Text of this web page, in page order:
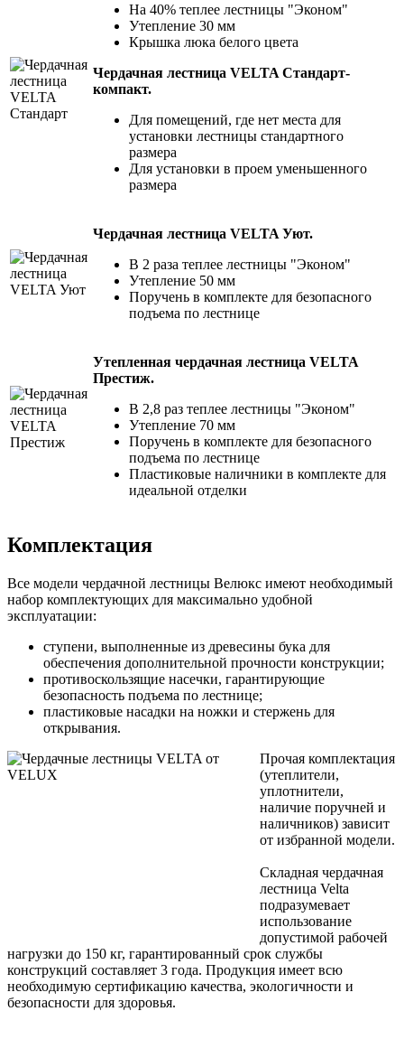
На 40% теплее лестницы "Эконом"
Утепление 30 мм
Крышка люка белого цвета
Чердачная лестница VELTA Стандарт-
компакт.
Для помещений, где нет места для
установки лестницы стандартного
размера
Для установки в проем уменьшенного
размера
Чердачная лестница VELTA Уют.
В 2 раза теплее лестницы "Эконом"
Утепление 50 мм
Поручень в комплекте для безопасного
подъема по лестнице
Утепленная чердачная лестница VELTA
Престиж.
В 2,8 раз теплее лестницы "Эконом"
Утепление 70 мм
Поручень в комплекте для безопасного
подъема по лестнице
Пластиковые наличники в комплекте для
идеальной отделки
Комплектация
Все модели чердачной лестницы Велюкс имеют необходимый
набор комплектующих для максимально удобной
эксплуатации:
ступени, выполненные из древесины бука для
обеспечения дополнительной прочности конструкции;
противоскользящие насечки, гарантирующие
безопасность подъема по лестнице;
пластиковые насадки на ножки и стержень для
открывания.
Прочая комплектация
(утеплители,
уплотнители,
наличие поручней и
наличников) зависит
от избранной модели.
Складная чердачная
лестница Velta
подразумевает
использование
допустимой рабочей
нагрузки до 150 кг, гарантированный срок службы
конструкций составляет 3 года. Продукция имеет всю
необходимую сертификацию качества, экологичности и
безопасности для здоровья.